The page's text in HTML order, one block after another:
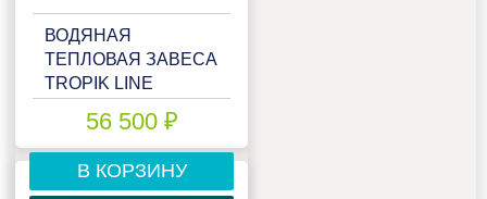
ВОДЯНАЯ
ТЕПЛОВАЯ ЗАВЕСА
TROPIK LINE
56 500 ₽
В КОРЗИНУ